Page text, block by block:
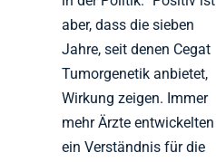
aber, dass die sieben
Jahre, seit denen Cegat
Tumorgenetik anbietet,
Wirkung zeigen. Immer
mehr Ärzte entwickelten
ein Verständnis für die